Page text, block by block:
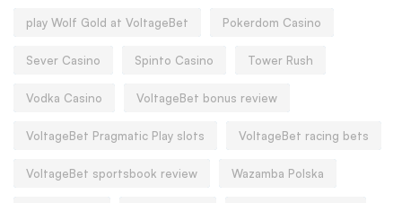
play Wolf Gold at VoltageBet Pokerdom Casino
Sever Casino Spinto Casino Tower Rush
Vodka Casino VoltageBet bonus review
VoltageBet Pragmatic Play slots VoltageBet racing bets
VoltageBet sportsbook review Wazamba Polska